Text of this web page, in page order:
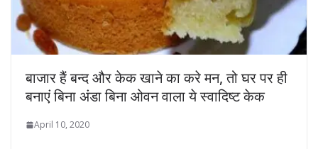
बाजार हैं बन्द और केक खाने का करे मन, तो घर पर ही
बनाएं बिना अंडा बिना ओवन वाला ये स्वादिष्ट केक
April 10, 2020